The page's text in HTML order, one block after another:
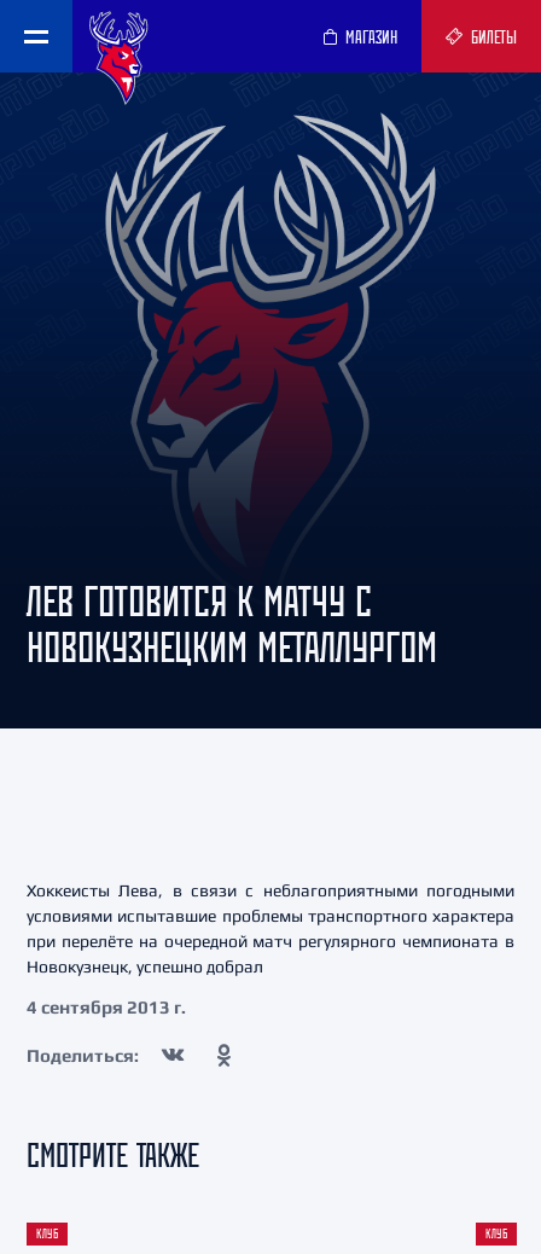
МАГАЗИН БИЛЕТЫ
ЛЕВ ГОТОВИТСЯ К МАТЧУ С
НОВОКУЗНЕЦКИМ МЕТАЛЛУРГОМ
Хоккеисты Лева, в связи с неблагоприятными погодными
условиями испытавшие проблемы транспортного характера
при перелёте на очередной матч регулярного чемпионата в
Новокузнецк, успешно добрал
4 сентября 2013 г.
Поделиться:
СМОТРИТЕ ТАКЖЕ
КЛУБ КЛУБ